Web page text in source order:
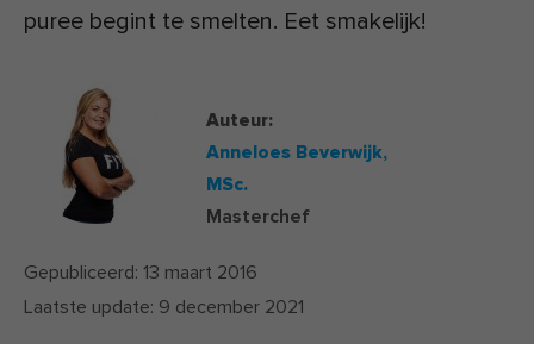
puree begint te smelten. Eet smakelijk!
Auteur:
Anneloes Beverwijk,
MSc.
Masterchef
Gepubliceerd: 13 maart 2016
Laatste update: 9 december 2021